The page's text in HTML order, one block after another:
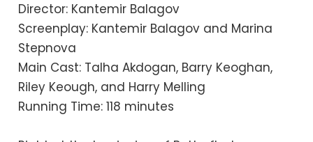
Director: Kantemir Balagov
Screenplay: Kantemir Balagov and Marina
Stepnova
Main Cast: Talha Akdogan, Barry Keoghan,
Riley Keough, and Harry Melling
Running Time: 118 minutes